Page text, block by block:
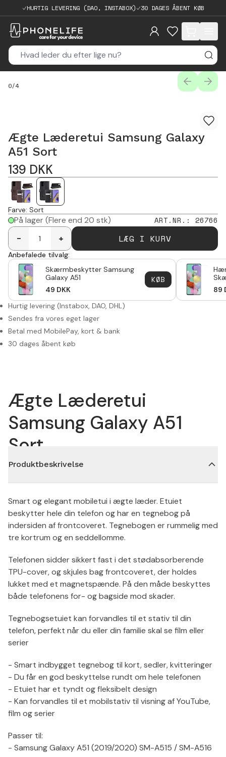
HURTIG LEVERING (DAO, INSTABOX) 30 DAGES ÅBENT KØB
items in cart,
0/4
Ægte Læderetui Samsung Galaxy
A51 Sort
139 DKK
Farve: Sort
På lager(Flere end 20 stk) ART.NR. : 26766
-
+ LÆG I KURV
Anbefalede tilvalg:
Skærmbeskytter Samsung
Galaxy A51
49 DKK
KØB
89
Hurtig levering (Instabox, DAO, DHL)
Sendes fra vores eget lager
Betal med MobilePay, kort & bank
30 dages åbent køb
Ægte Læderetui
Samsung Galaxy A51
Sort
Produktbeskrivelse
Smart og elegant mobiletui i ægte læder. Etuiet
beskytter hele din telefon og har en tegnebog på
indersiden af frontcoveret. Tegnebogen er rummelig med
tre kortrum og en seddellomme.
Telefonen sidder sikkert fast i det stødabsorberende
TPU-cover, og skjules bag frontcoveret, der holdes
lukket med et magnetspænde. På den måde beskyttes
både telefonens for- og bagside mod skader.
Tegnebogsetuiet kan forvandles til et stativ til din
telefon, perfekt når du eller din familie skal se film eller
serier
- Smart indbygget tegnebog til kort, sedler, kvitteringer
- Du får en god beskyttelse rundt om hele telefonen
- Etuiet har et tyndt og fleksibelt design
- Kan forvandles til et mobilstativ til visning af YouTube,
film og serier
Passer til:
- Samsung Galaxy A51 (2019/2020) SM-A515 / SM-A516